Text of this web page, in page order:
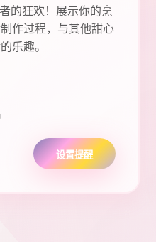
的狂欢！展示你的烹
作过程，与其他甜心
乐趣。
设置提醒